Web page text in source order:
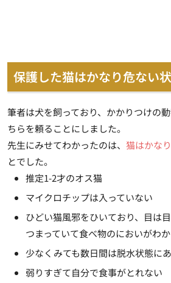
保護した猫はかなり危ない
筆者は犬を飼っており、かかりつけの
ちらを頼ることにしました。
先生にみせてわかったのは、 猫はかな
とでした。
推定1-2才のオス猫
マイクロチップは入っていない
ひどい猫風邪をひいており、目は
つまっていて食べ物のにおいがわ
少なくみても数日間は脱水状態に
弱りすぎて自分で食事がとれない